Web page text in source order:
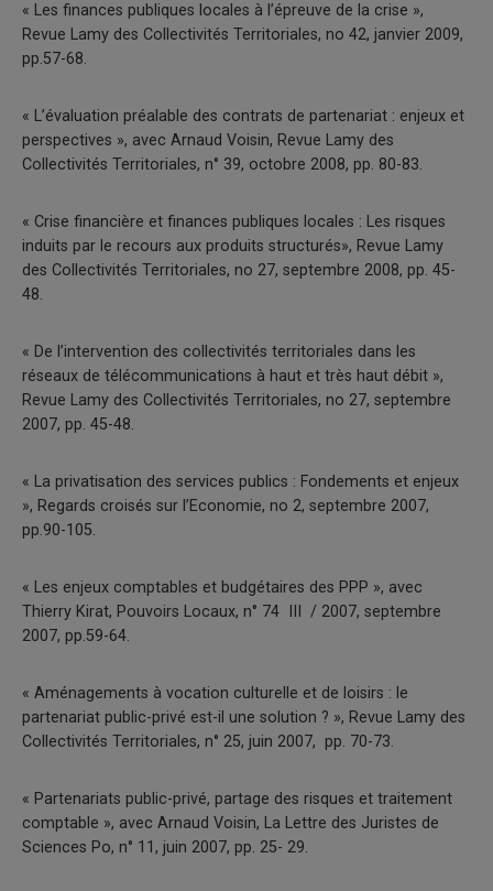
« Les finances publiques locales à l’épreuve de la crise »,
Revue Lamy des Collectivités Territoriales, no 42, janvier 2009,
pp.57-68.
« L’évaluation préalable des contrats de partenariat : enjeux et
perspectives », avec Arnaud Voisin, Revue Lamy des
Collectivités Territoriales, n° 39, octobre 2008, pp. 80-83.
« Crise financière et finances publiques locales : Les risques
induits par le recours aux produits structurés», Revue Lamy
des Collectivités Territoriales, no 27, septembre 2008, pp. 45-
48.
« De l’intervention des collectivités territoriales dans les
réseaux de télécommunications à haut et très haut débit »,
Revue Lamy des Collectivités Territoriales, no 27, septembre
2007, pp. 45-48.
« La privatisation des services publics : Fondements et enjeux
», Regards croisés sur l’Economie, no 2, septembre 2007,
pp.90-105.
« Les enjeux comptables et budgétaires des PPP », avec
Thierry Kirat, Pouvoirs Locaux, n° 74 ­ III / 2007, septembre
2007, pp.59-64.
« Aménagements à vocation culturelle et de loisirs : le
partenariat public-privé est-il une solution ? », Revue Lamy des
Collectivités Territoriales, n° 25, juin 2007, pp. 70-73.
« Partenariats public-privé, partage des risques et traitement
comptable », avec Arnaud Voisin, La Lettre des Juristes de
Sciences Po, n° 11, juin 2007, pp. 25- 29.